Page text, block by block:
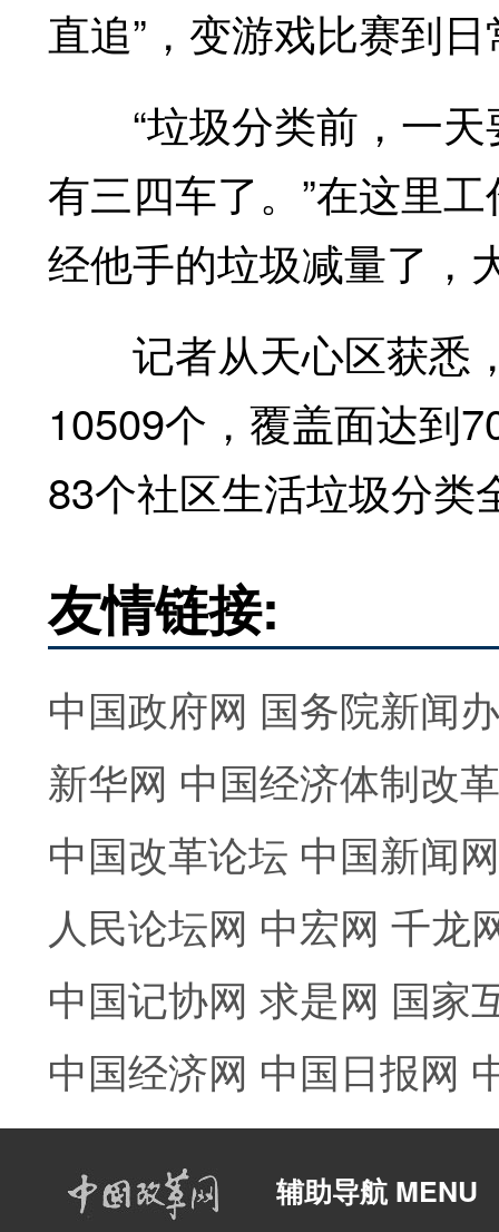
直追”，变游戏比赛到
“垃圾分类前，一天
有三四车了。”在这里
经他手的垃圾减量了，
记者从天心区获悉
10509个，覆盖面达到
83个社区生活垃圾分类
友情链接:
中国政府网 国务院新闻
新华网 中国经济体制改
中国改革论坛 中国新闻网
人民论坛网 中宏网 千龙
中国记协网 求是网 国家
中国经济网 中国日报网
辅助导航 MENU